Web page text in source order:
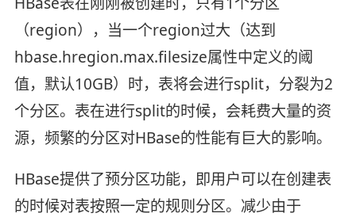
（region），当一个region过大（达到
hbase.hregion.max.filesize属性中定义的阈
值，默认10GB）时，表将会进行split，分裂为2
个分区。表在进行split的时候，会耗费大量的资
源，频繁的分区对HBase的性能有巨大的影响。
HBase提供了预分区功能，即用户可以在创建表
的时候对表按照一定的规则分区。减少由于